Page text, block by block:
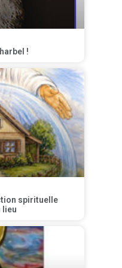
!
spirituelle
lieu